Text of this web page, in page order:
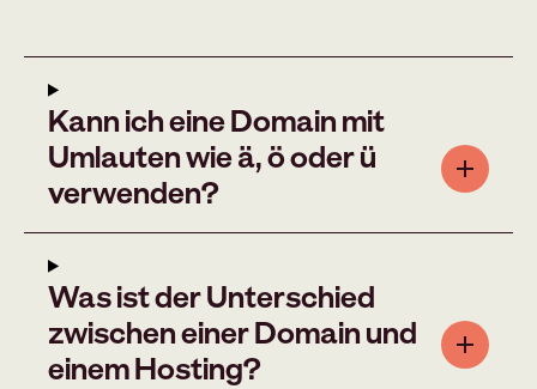
Kann ich eine Domain mit
Umlauten wie ä, ö oder ü
verwenden?
Was ist der Unterschied
zwischen einer Domain und
einem Hosting?